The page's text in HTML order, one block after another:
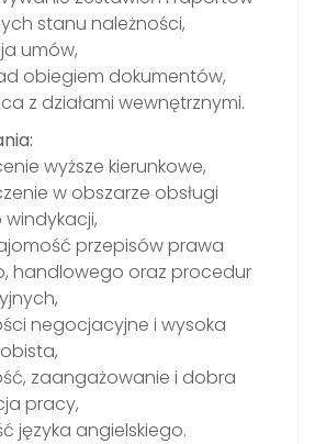
stanu należności,
umów,
obiegiem dokumentów,
z działami wewnętrznymi.
wyższe kierunkowe,
w obszarze obsługi
przepisów prawa
handlowego oraz procedur
negocjacyjne i wysoka
zaangażowanie i dobra
pracy,
języka angielskiego.